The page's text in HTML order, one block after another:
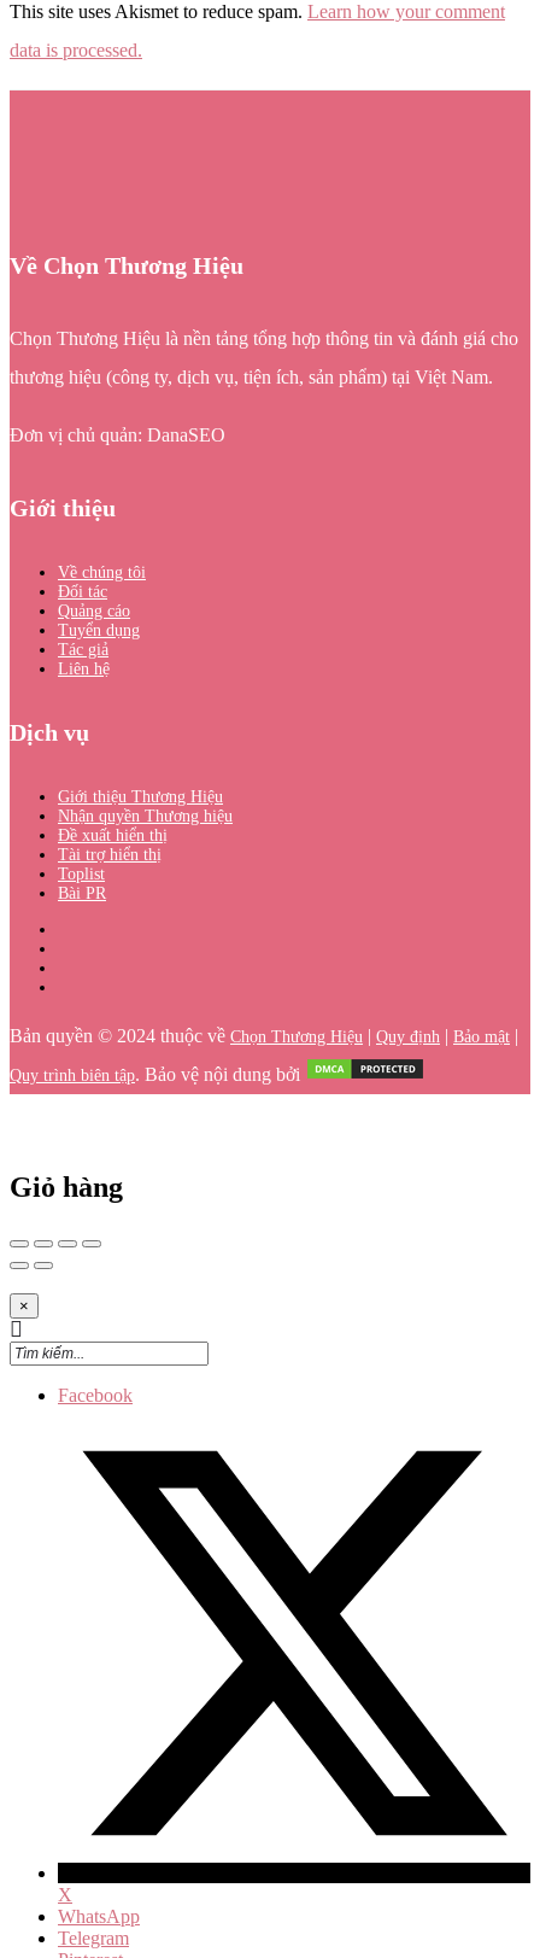
This site uses Akismet to reduce spam. Learn how your comment
data is processed.
Về Chọn Thương Hiệu
Chọn Thương Hiệu là nền tảng tổng hợp thông tin và đánh giá cho
thương hiệu (công ty, dịch vụ, tiện ích, sản phẩm) tại Việt Nam.
Đơn vị chủ quản: DanaSEO
Giới thiệu
Về chúng tôi
Đối tác
Quảng cáo
Tuyển dụng
Tác giả
Liên hệ
Dịch vụ
Giới thiệu Thương Hiệu
Nhận quyền Thương hiệu
Đề xuất hiển thị
Tài trợ hiển thị
Toplist
Bài PR
Bản quyền © 2024 thuộc về Chọn Thương Hiệu | Quy định | Bảo mật |
Quy trình biên tập. Bảo vệ nội dung bởi
Giỏ hàng
×
Facebook
X
WhatsApp
Telegram